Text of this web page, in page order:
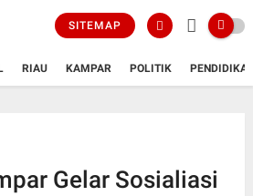
SITEMAP
RIAU KAMPAR POLITIK
Gelar Sosialiasi